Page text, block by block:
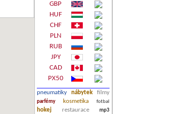
GBP
HUF
CHF
PLN
RUB
JPY
CAD
PX50
pneumatiky nábytek filmy
parfémy kosmetika fotbal
hokej restaurace mp3